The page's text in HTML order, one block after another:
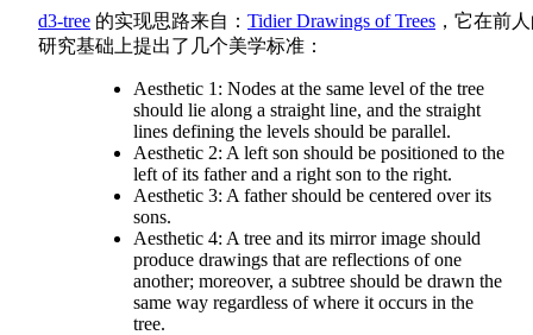
d3-tree 的实现思路来自： Tidier Drawings of Trees ，它在前
研究基础上提出了几个美学标准：
Aesthetic 1: Nodes at the same level of the tree
should lie along a straight line, and the straight
lines defining the levels should be parallel.
Aesthetic 2: A left son should be positioned to the
left of its father and a right son to the right.
Aesthetic 3: A father should be centered over its
sons.
Aesthetic 4: A tree and its mirror image should
produce drawings that are reflections of one
another; moreover, a subtree should be drawn the
same way regardless of where it occurs in the
tree.